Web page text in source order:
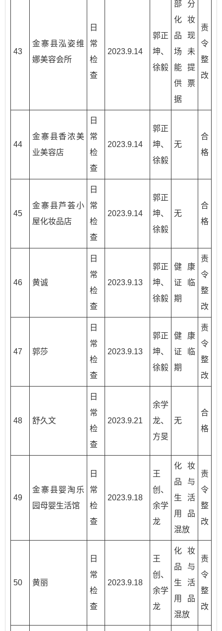
43
金寨县泓姿维
娜美容会所
日
常
检
查
2023.9.14
郭正
坤、
徐毅
部分
化妆
品现
场未
能提
供票
据
责
令
整
改
44
金寨县香浓美
业美容店
日
常
检
查
2023.9.14
郭正
坤、
徐毅
无
合
格
45
金寨县芦荟小
屋化妆品店
日
常
检
查
2023.9.14
郭正
坤、
徐毅
无
合
格
46 黄诚
日
常
检
查
2023.9.13
郭正
坤、
徐毅
健康
证临
期
责
令
整
改
47 郭莎
日
常
检
查
2023.9.13
郭正
坤、
徐毅
健康
证临
期
责
令
整
改
48 舒久文
日
常
检
查
2023.9.21
余学
龙、
方旻
无
合
格
49
金寨县婴淘乐
园母婴生活馆
日
常
检
查
2023.9.18
王
创、
余学
龙
化妆
品与
生活
用品
混放
责
令
整
改
50 黄丽
日
常
检
查
2023.9.18
王
创、
余学
龙
化妆
品与
生活
用品
混放
责
令
整
改